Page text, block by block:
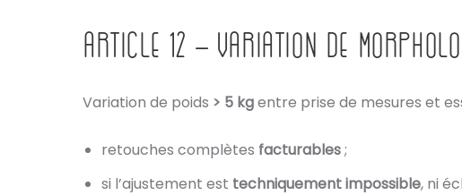
ARTICLE 12 – VARIATION DE
Variation de poids > 5 kgentre prise de mesures et
retouches complètes facturables;
si l’ajustement est techniquement impossible, ni